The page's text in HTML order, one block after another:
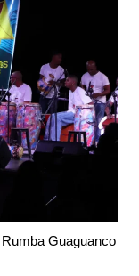
Guaguanco